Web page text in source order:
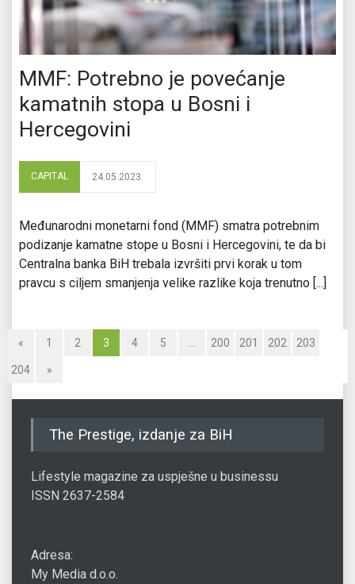
MMF: Potrebno je povećanje
kamatnih stopa u Bosni i
Hercegovini
CAPITAL 24.05.2023.
Međunarodni monetarni fond (MMF) smatra potrebnim
podizanje kamatne stope u Bosni i Hercegovini, te da bi
Centralna banka BiH trebala izvršiti prvi korak u tom
pravcu s ciljem smanjenja velike razlike koja trenutno [...]
« 1 2 3 4 5 200 201 202 203
204 »
The Prestige, izdanje za BiH
Lifestyle magazine za uspješne u businessu
ISSN 2637-2584
Adresa:
My Media d.o.o.